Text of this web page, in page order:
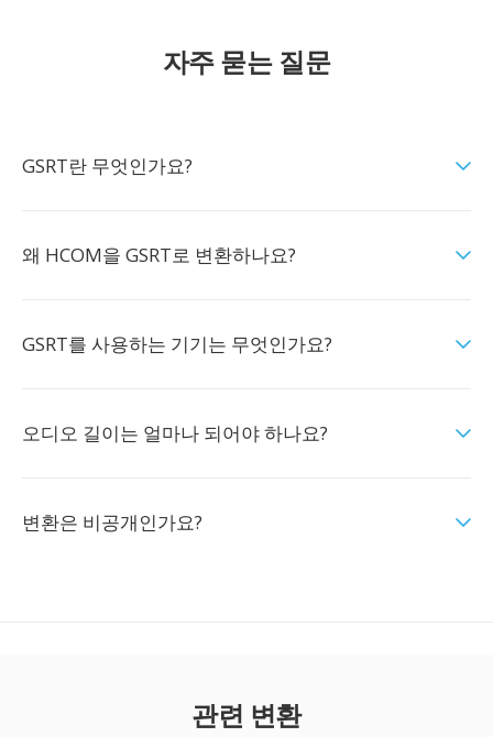
자주 묻는 질문
GSRT란 무엇인가요?
왜 HCOM을 GSRT로 변환하나요?
GSRT를 사용하는 기기는 무엇인가요?
오디오 길이는 얼마나 되어야 하나요?
변환은 비공개인가요?
관련 변환